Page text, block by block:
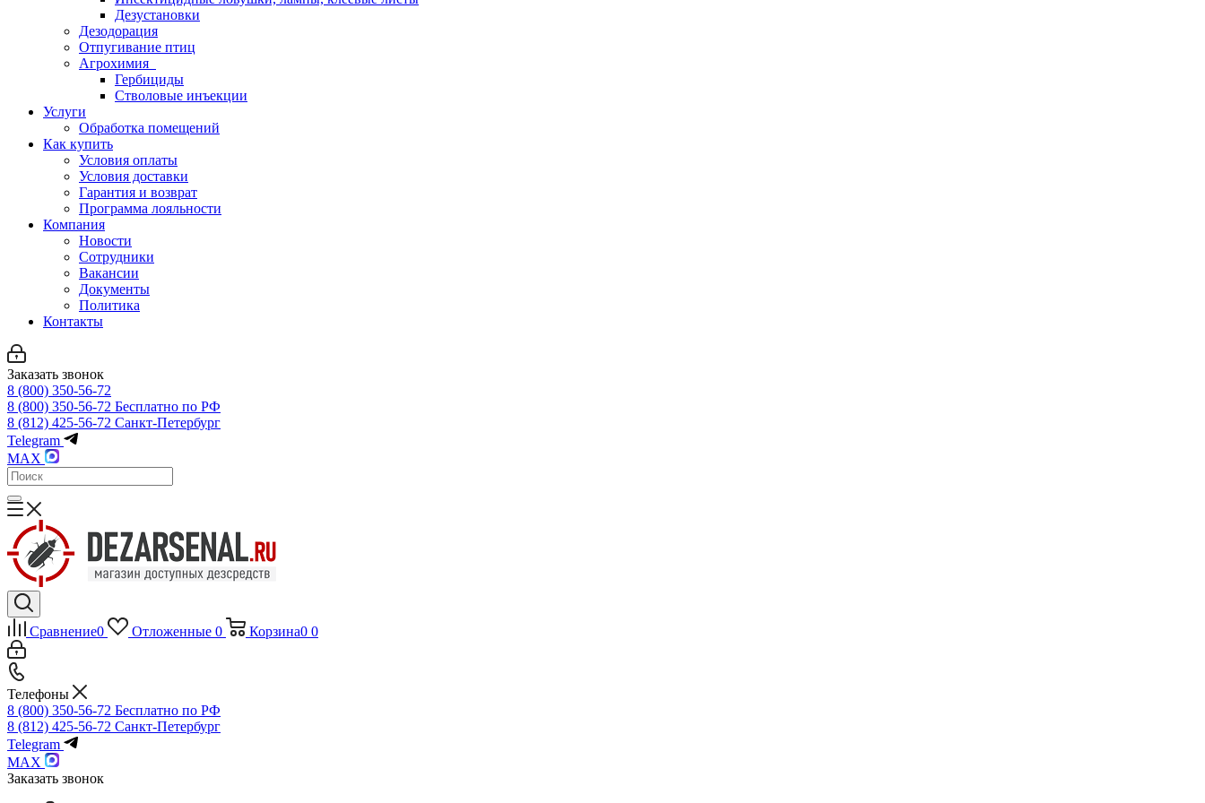
Дезустановки
Дезодорация
Отпугивание птиц
Агрохимия
Гербициды
Стволовые инъекции
Услуги
Обработка помещений
Как купить
Условия оплаты
Условия доставки
Гарантия и возврат
Программа лояльности
Компания
Новости
Сотрудники
Вакансии
Документы
Политика
Контакты
Заказать звонок
8 (800) 350-56-72
8 (800) 350-56-72 Бесплатно по РФ
8 (812) 425-56-72 Санкт-Петербург
Telegram
MAX
Сравнение0 Отложенные 0 Корзина0 0
Телефоны
8 (800) 350-56-72 Бесплатно по РФ
8 (812) 425-56-72 Санкт-Петербург
Telegram
MAX
Заказать звонок